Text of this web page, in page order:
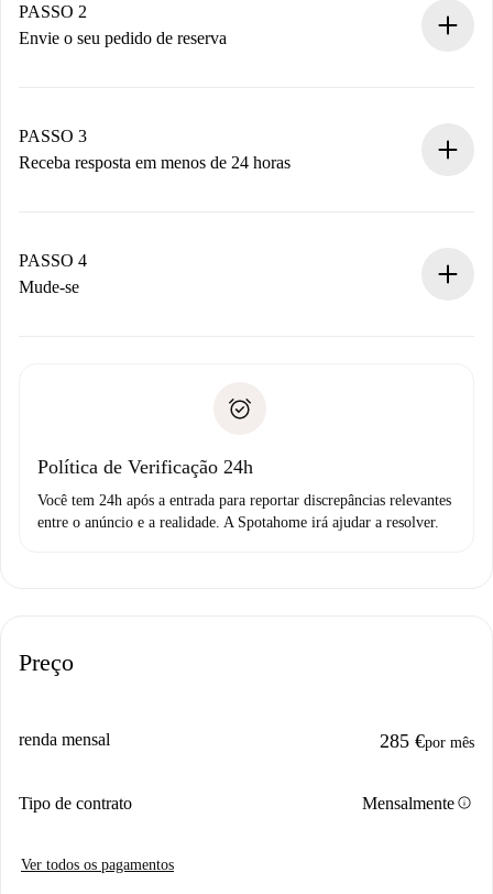
Você tem todas as informações necessárias
antecipadamente.
PASSO 2
Envie o seu pedido de reserva
Não cobramos nada até que o proprietário confirme.
PASSO 3
Receba resposta em menos de 24 horas
proprietário.
Se recusada: não cobraremos nada e ofereceremos
Débito direto bancário
PASSO 4
Mude-se
não comunicar nenhum problema.
Política de Verificação 24h
Você tem 24h após a entrada para reportar discrepâncias relevantes
entre o anúncio e a realidade. A Spotahome irá ajudar a resolver.
Preço
renda mensal 285 €por mês
Tipo de contrato Mensalmenteinfo
Ver todos os pagamentos